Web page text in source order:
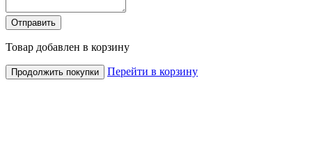
Товар добавлен в корзину
Продолжить покупки Перейти в корзину